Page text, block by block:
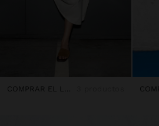
COMPRAR EL LOOK